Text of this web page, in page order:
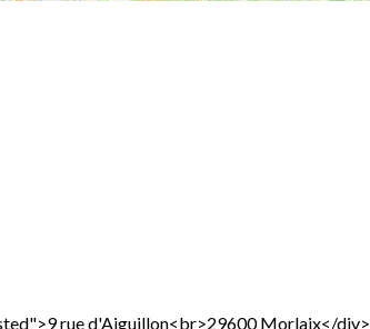
rue d'Aiguillon<br>29600 Morlaix</div>